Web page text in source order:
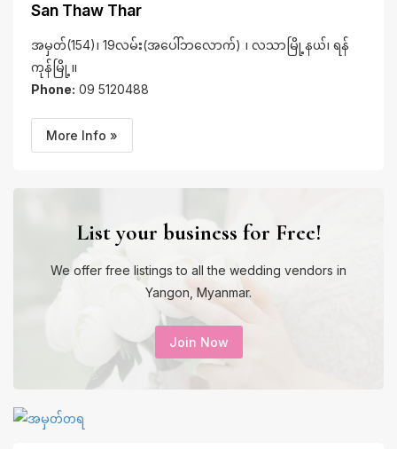
San Thaw Thar
အမှတ်(154)၊ 19လမ်း(အပေါ်ဘလောက်) ၊ လသာမြို့နယ်၊ ရန်
ကုန်မြို့။
Phone: 09 5120488
More Info »
List your business for Free!
We offer free listings to all the wedding vendors in
Yangon, Myanmar.
Join Now